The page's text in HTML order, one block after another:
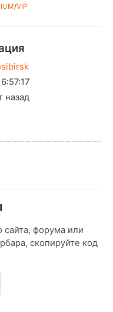
/VIP
назад
сайта, форума или
скопируйте код